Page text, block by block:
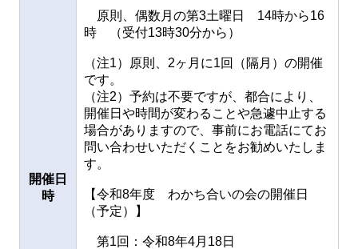
開催日
時
原則、偶数月の第3土曜日 14時から16
時 （受付13時30分から）
（注1）原則、2ヶ月に1回（隔月）の開催
です。
（注2）予約は不要ですが、都合により、
開催日や時間が変わることや急遽中止する
場合がありますので、事前にお電話にてお
問い合わせいただくことをお勧めいたしま
す。
【令和8年度 わかち合いの会の開催日
（予定）】
第1回：令和8年4月18日